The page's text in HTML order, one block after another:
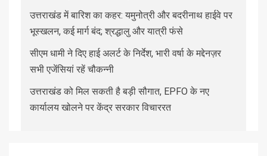
उत्तराखंड में बारिश का कहर: यमुनोत्री और बदरीनाथ हाईवे पर
भूस्खलन, कई मार्ग बंद; श्रद्धालु और यात्री फंसे
सीएम धामी ने दिए हाई अलर्ट के निर्देश, भारी वर्षा के मद्देनज़र
सभी एजेंसियां रहें चौकन्नी
उत्तराखंड को मिल सकती है बड़ी सौगात, EPFO के नए
कार्यालय खोलने पर केंद्र सरकार विचाररत